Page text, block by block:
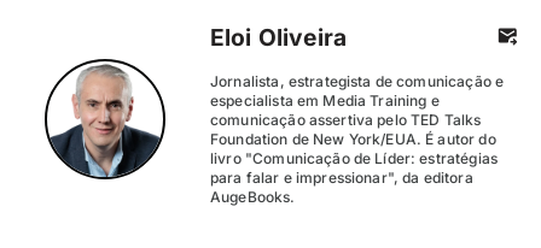
Eloi Oliveira
Jornalista, estrategista de comunicação e
especialista em Media Training e
comunicação assertiva pelo TED Talks
Foundation de New York/EUA. É autor do
livro "Comunicação de Líder: estratégias
para falar e impressionar", da editora
AugeBooks.